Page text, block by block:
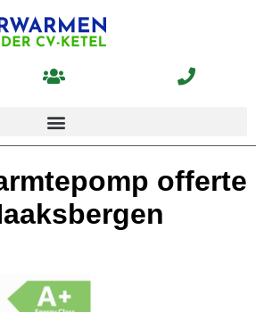
offerte